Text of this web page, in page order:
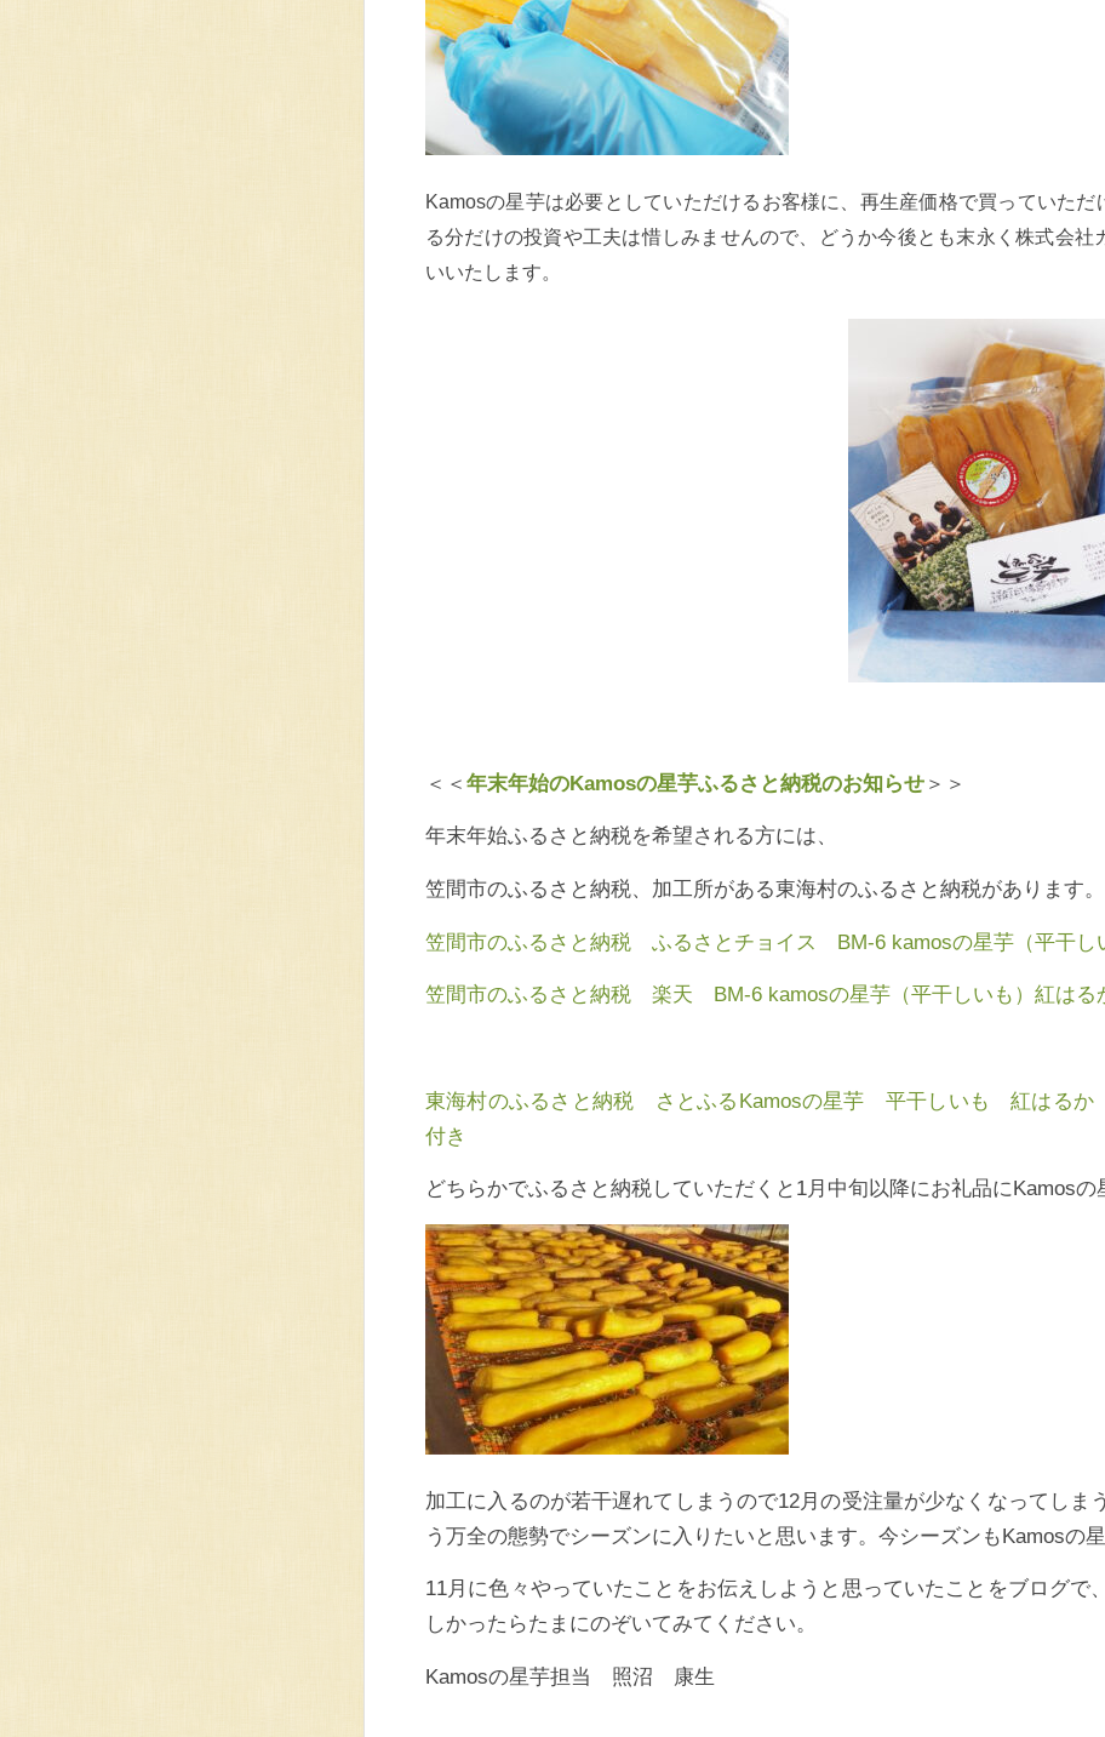
Kamosの星芋は必要としていただけるお客様に、 再生産価格で買っていただ
る分だけの投資や工夫は惜しみませんので、
どうか今後とも末永く株式会
いいたします。
＜＜ 年末年始のKamosの星芋ふるさと納税のお知らせ ＞＞
年末年始ふるさと納税を希望される方には、
笠間市のふるさと納税、加工所がある東海村のふるさと納税があります。
笠間市のふるさと納税 ふるさとチョイス BM-6 kamosの星芋（平干し
笠間市のふるさと納税 楽天 BM-6 kamosの星芋（平干しいも）紅はる
東海村のふるさと納税 さとふるKamosの星芋 平干しいも 紅はる
付き
どちらかでふるさと納税していただくと1月中旬以降にお礼品にKamosの
加工に入るのが若干遅れてしまうので12月の受注量が少なくなってしま
う万全の態勢でシーズンに入りたいと思います。今シーズンもKamosの
11月に色々やっていたことをお伝えしようと思っていたことをブログ
しかったらたまにのぞいてみてください。
Kamosの星芋担当 照沼 康生